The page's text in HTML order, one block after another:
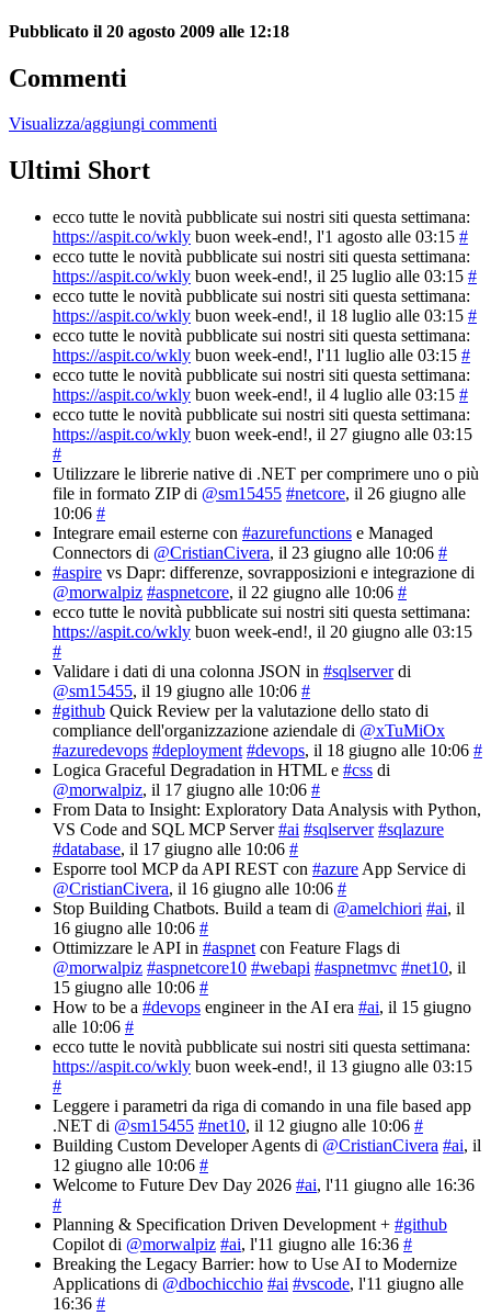
Pubblicato il 20 agosto 2009 alle 12:18
Commenti
Visualizza/aggiungi commenti
Ultimi Short
ecco tutte le novità pubblicate sui nostri siti questa settimana:
https://aspit.co/wkly buon week-end!, l'1 agosto alle 03:15 #
ecco tutte le novità pubblicate sui nostri siti questa settimana:
https://aspit.co/wkly buon week-end!, il 25 luglio alle 03:15 #
ecco tutte le novità pubblicate sui nostri siti questa settimana:
https://aspit.co/wkly buon week-end!, il 18 luglio alle 03:15 #
ecco tutte le novità pubblicate sui nostri siti questa settimana:
https://aspit.co/wkly buon week-end!, l'11 luglio alle 03:15 #
ecco tutte le novità pubblicate sui nostri siti questa settimana:
https://aspit.co/wkly buon week-end!, il 4 luglio alle 03:15 #
ecco tutte le novità pubblicate sui nostri siti questa settimana:
https://aspit.co/wkly buon week-end!, il 27 giugno alle 03:15
#
Utilizzare le librerie native di .NET per comprimere uno o più
file in formato ZIP di @sm15455 #netcore, il 26 giugno alle
10:06 #
Integrare email esterne con #azurefunctions e Managed
Connectors di @CristianCivera, il 23 giugno alle 10:06 #
#aspire vs Dapr: differenze, sovrapposizioni e integrazione di
@morwalpiz #aspnetcore, il 22 giugno alle 10:06 #
ecco tutte le novità pubblicate sui nostri siti questa settimana:
https://aspit.co/wkly buon week-end!, il 20 giugno alle 03:15
#
Validare i dati di una colonna JSON in #sqlserverdi
@sm15455, il 19 giugno alle 10:06 #
#github Quick Review per la valutazione dello stato di
compliance dell'organizzazione aziendale di @xTuMiOx
#azuredevops #deployment #devops, il 18 giugno alle 10:06 #
Logica Graceful Degradation in HTML e #css di
@morwalpiz, il 17 giugno alle 10:06 #
From Data to Insight: Exploratory Data Analysis with Python,
VS Code and SQL MCP Server#ai #sqlserver #sqlazure
#database, il 17 giugno alle 10:06 #
Esporre tool MCP da API REST con #azure App Service di
@CristianCivera, il 16 giugno alle 10:06 #
Stop Building Chatbots. Build a team di @amelchiori #ai, il
16 giugno alle 10:06 #
Ottimizzare le API in #aspnet con Feature Flags di
@morwalpiz #aspnetcore10 #webapi #aspnetmvc #net10, il
15 giugno alle 10:06 #
How to be a #devops engineer in the AI era #ai, il 15 giugno
alle 10:06 #
ecco tutte le novità pubblicate sui nostri siti questa settimana:
https://aspit.co/wkly buon week-end!, il 13 giugno alle 03:15
#
Leggere i parametri da riga di comando in una file based app
.NET di @sm15455 #net10, il 12 giugno alle 10:06 #
Building Custom Developer Agents di @CristianCivera #ai, il
12 giugno alle 10:06 #
Welcome to Future Dev Day 2026 #ai, l'11 giugno alle 16:36
#
Planning & Specification Driven Development + #github
Copilot di @morwalpiz #ai, l'11 giugno alle 16:36 #
Breaking the Legacy Barrier: how to Use AI to Modernize
Applications di @dbochicchio #ai #vscode, l'11 giugno alle
16:36 #